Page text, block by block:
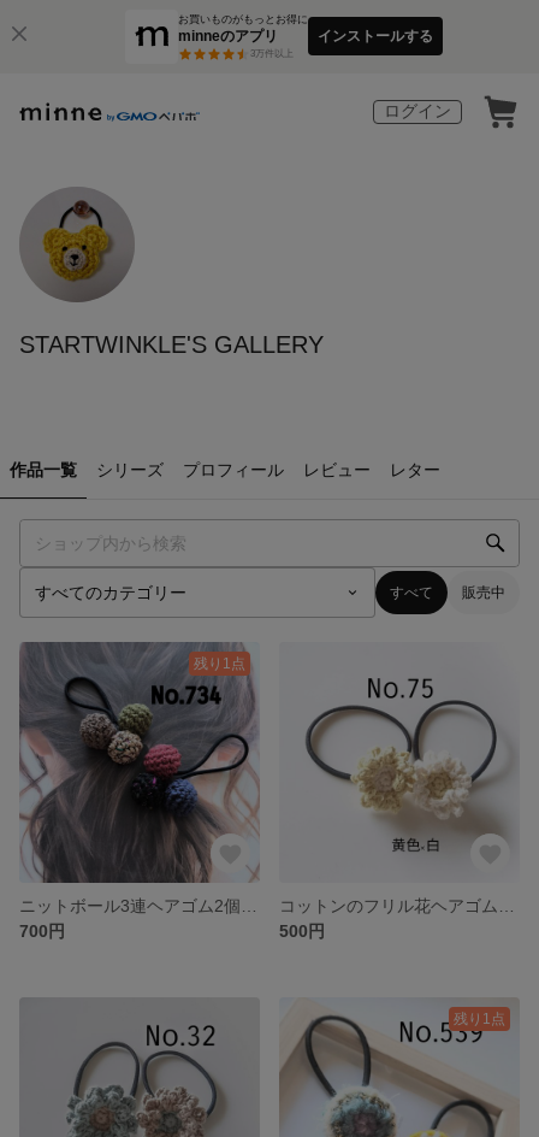
お買いものがもっとお得に
minneのアプリ
3万件以上
インストールする
ログイン
STARTWINKLE'S GALLERY
作品一覧 シリーズ プロフィール レビュー レター
すべて 販売中
残り1点
700円
500円
残り1点